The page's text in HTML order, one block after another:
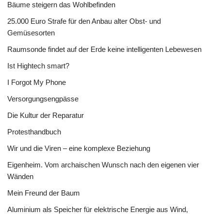
Bäume steigern das Wohlbefinden
25.000 Euro Strafe für den Anbau alter Obst- und
Gemüsesorten
Raumsonde findet auf der Erde keine intelligenten Lebewesen
Ist Hightech smart?
I Forgot My Phone
Versorgungsengpässe
Die Kultur der Reparatur
Protesthandbuch
Wir und die Viren – eine komplexe Beziehung
Eigenheim. Vom archaischen Wunsch nach den eigenen vier
Wänden
Mein Freund der Baum
Aluminium als Speicher für elektrische Energie aus Wind,